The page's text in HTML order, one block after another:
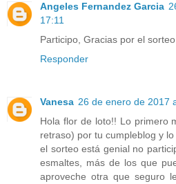
Angeles Fernandez Garcia
17:11
Participo, Gracias por el sorteo
Responder
Vanesa 26 de enero de 2017
Hola flor de loto!! Lo primero
retraso) por tu cumpleblog y
el sorteo está genial no
esmaltes, más de los que
aproveche otra que seguro